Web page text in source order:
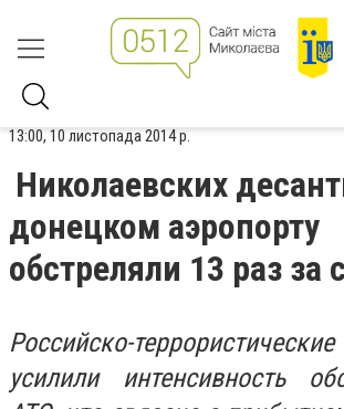
13:00, 10 листопада 2014 р.
Николаевских
донецком аэропорту
обстреляли 13 раз за
Российско-
усилили интенсивность